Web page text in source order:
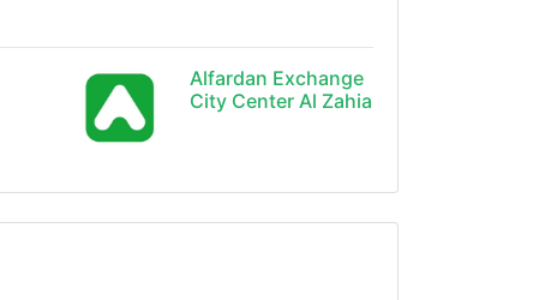
Alfardan Exchange
City Center Al Zahia